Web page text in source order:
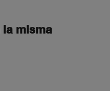
misma